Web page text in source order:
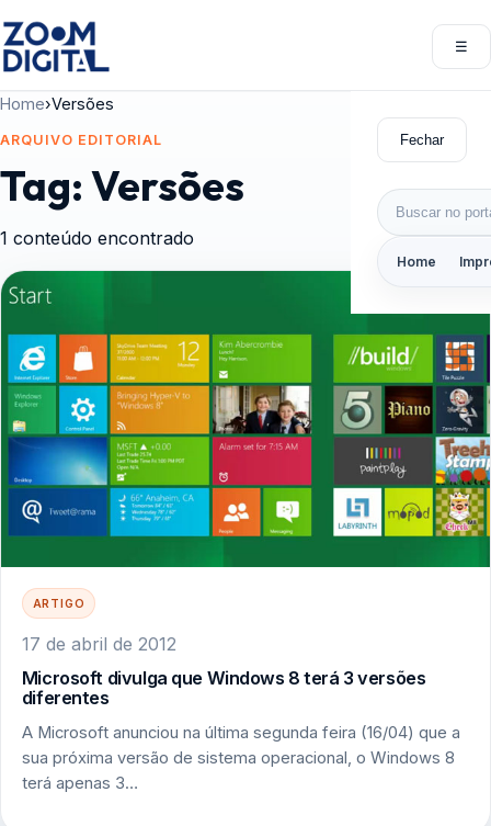
☰
Fechar
Buscar por:
Home
Home›Versões
ARQUIVO EDITORIAL
Tag:Versões
1 conteúdo encontrado
ARTIGO
17 de abril de 2012
Microsoft divulga que Windows 8 terá 3 versões
diferentes
A Microsoft anunciou na última segunda feira (16/04) que a
sua próxima versão de sistema operacional, o Windows 8
terá apenas 3…